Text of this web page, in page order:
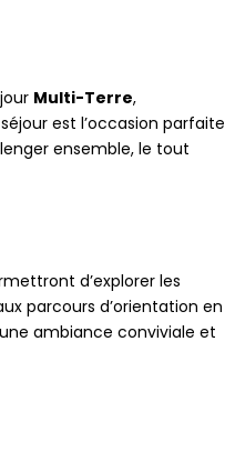
Multi-Terre,
est l’occasion parfaite
ensemble, le tout
d’explorer les
parcours d’orientation en
ambiance conviviale et